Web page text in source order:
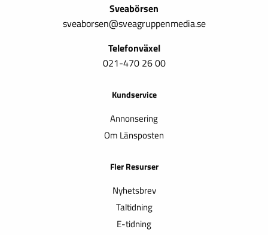
Sveabörsen
sveaborsen@sveagruppenmedia.se
Telefonväxel
021-470 26 00
Kundservice
Annonsering
Om Länsposten
Fler Resurser
Nyhetsbrev
Taltidning
E-tidning